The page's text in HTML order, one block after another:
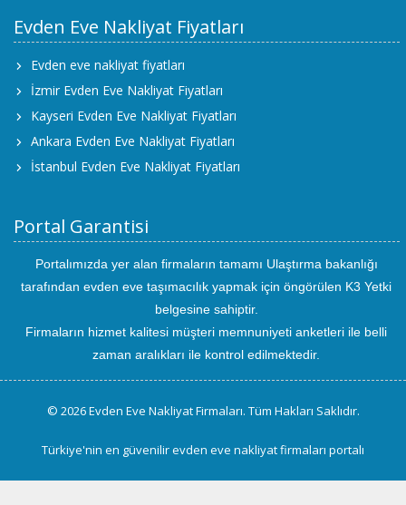
Evden Eve Nakliyat Fiyatları
Evden eve nakliyat fiyatları
İzmir Evden Eve Nakliyat Fiyatları
Kayseri Evden Eve Nakliyat Fiyatları
Ankara Evden Eve Nakliyat Fiyatları
İstanbul Evden Eve Nakliyat Fiyatları
Portal Garantisi
Portalımızda yer alan firmaların tamamı Ulaştırma bakanlığı
tarafından evden eve taşımacılık yapmak için öngörülen K3 Yetki
belgesine sahiptir.
Firmaların hizmet kalitesi müşteri memnuniyeti anketleri ile belli
zaman aralıkları ile kontrol edilmektedir.
© 2026 Evden Eve Nakliyat Firmaları. Tüm Hakları Saklıdır.
Türkiye'nin en güvenilir evden eve nakliyat firmaları portalı